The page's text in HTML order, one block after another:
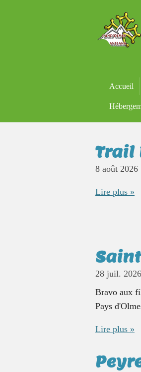
Accueil
Trail
8 août 2026
Lire plus »
28 juil. 2026
Bravo aux
Pays
Lire plus »